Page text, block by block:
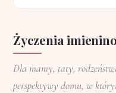
Życzenia
Dla mamy, taty,
perspektywy domu, w